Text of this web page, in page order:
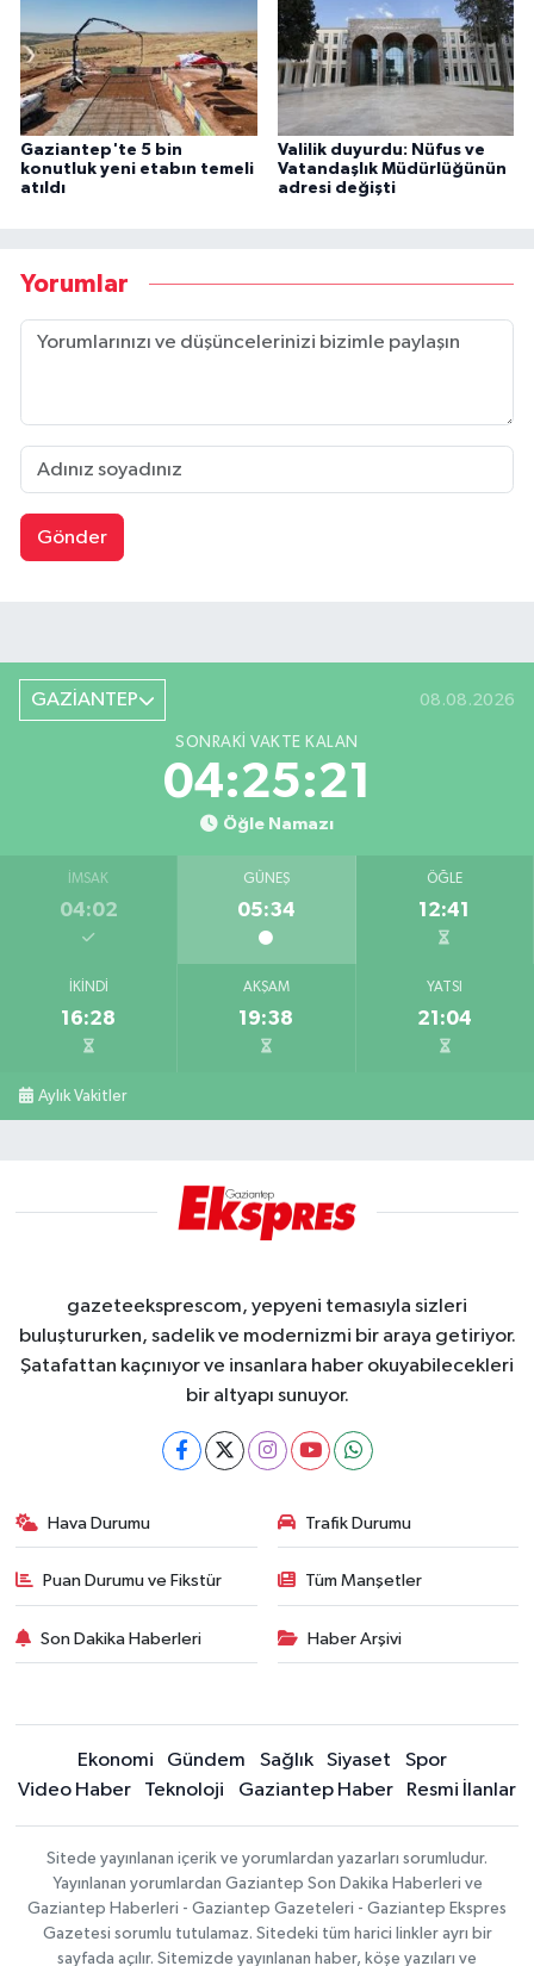
Gaziantep'te 5 bin
konutluk yeni etabın temeli
atıldı
Valilik duyurdu: Nüfus ve
Vatandaşlık Müdürlüğünün
adresi değişti
Yorumlar
Gönder
GAZİANTEP 08.08.2026
SONRAKI VAKTE KALAN
04:25:20
Öğle Namazı
İMSAK
04:02
GÜNEŞ
05:34
ÖĞLE
12:41
İKINDI
16:28
AKŞAM
19:38
YATSI
21:04
Aylık Vakitler
gazeteeksprescom, yepyeni temasıyla sizleri
buluştururken, sadelik ve modernizmi bir araya getiriyor.
Şatafattan kaçınıyor ve insanlara haber okuyabilecekleri
bir altyapı sunuyor.
Hava Durumu Trafik Durumu
Puan Durumu ve Fikstür Tüm Manşetler
Son Dakika Haberleri Haber Arşivi
Ekonomi Gündem Sağlık Siyaset
Spor
Video Haber
Teknoloji Gaziantep Haber Resmi İlanlar
Sitede yayınlanan içerik ve yorumlardan yazarları sorumludur.
Yayınlanan yorumlardan Gaziantep Son Dakika Haberleri ve
Gaziantep Haberleri - Gaziantep Gazeteleri - Gaziantep Ekspres
Gazetesi sorumlu tutulamaz. Sitedeki tüm harici linkler ayrı bir
sayfada açılır. Sitemizde yayınlanan haber, köşe yazıları ve